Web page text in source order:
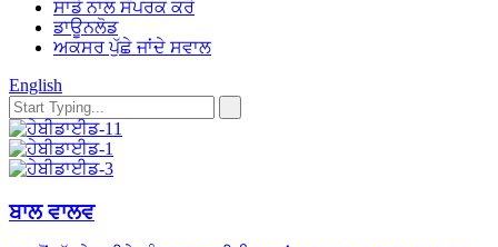
ਸਾਡੇ ਨਾਲ ਸੰਪਰਕ ਕਰੋ
ਡਾਊਨਲੋਡ
ਅਕਸਰ ਪੁੱਛੇ ਜਾਂਦੇ ਸਵਾਲ
English
ਬਾਲ ਵਾਲਵ